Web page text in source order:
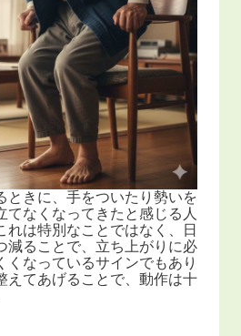
ときに、手をついたり勢いを
てなくなってきたと感じる人
れは特別なことではなく、日
減ることで、立ち上がりに必
くなっているサインでもあり
えてあげることで、動作は十